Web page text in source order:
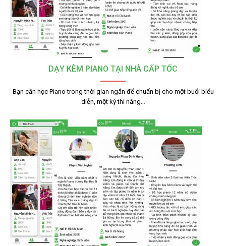
DẠY KÈM PIANO TẠI NHÀ CẤP TỐC
Bạn cần học Piano trong thời gian ngắn để chuẩn bị cho một buổi biểu
diễn, một kỳ thi năng…